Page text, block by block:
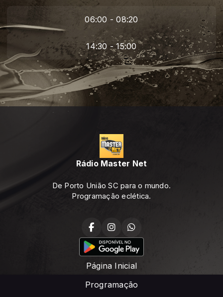
06:00 - 08:20
14:30 - 15:00
Rádio Master Net
De Porto União SC para o mundo.
Programação eclética.
Página Inicial
Programação